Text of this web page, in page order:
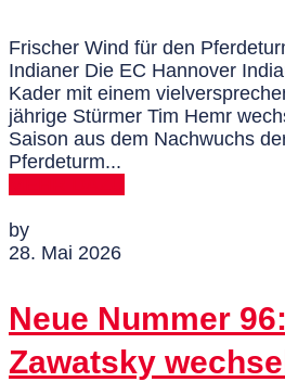
Frischer Wind für den
Indianer Die EC Hannover
Kader mit einem
jährige Stürmer Tim Hemr
Saison aus dem Nachwuchs
Pferdeturm...
by
28. Mai 2026
Neue Nummer
Zawatsky